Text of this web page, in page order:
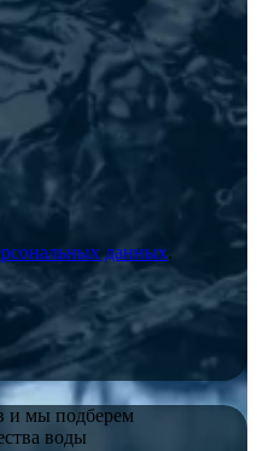
данных.
и мы подберем
воды